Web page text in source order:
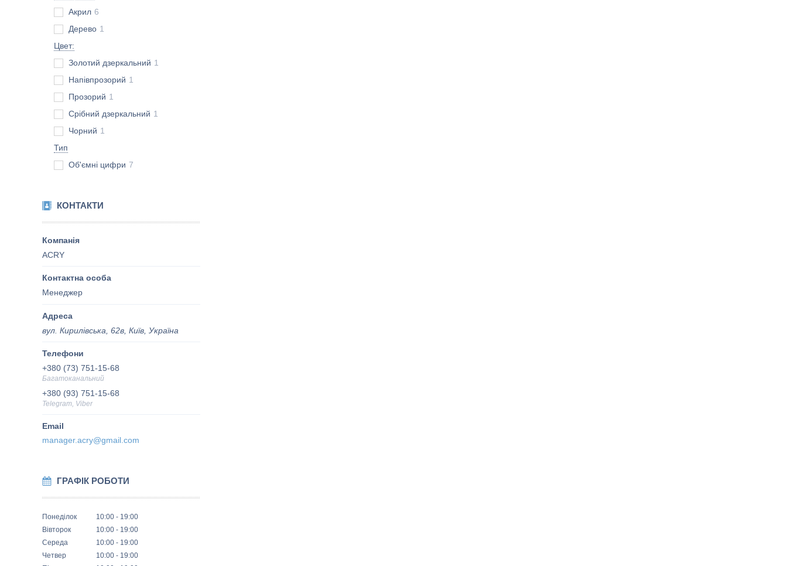
Акрил 6
Дерево 1
Цвет:
Золотий дзеркальний 1
Напівпрозорий 1
Прозорий 1
Срібний дзеркальний 1
Чорний 1
Тип
Об'ємні цифри 7
КОНТАКТИ
ACRY
Менеджер
вул. Кирилівська, 62в, Київ, Україна
+380 (73) 751-15-68
Багатоканальний
+380 (93) 751-15-68
Telegram, Viber
manager.acry@gmail.com
ГРАФІК РОБОТИ
Понеділок 10:00
19:00
Вівторок
10:00
19:00
Середа
10:00
19:00
Четвер
10:00
19:00